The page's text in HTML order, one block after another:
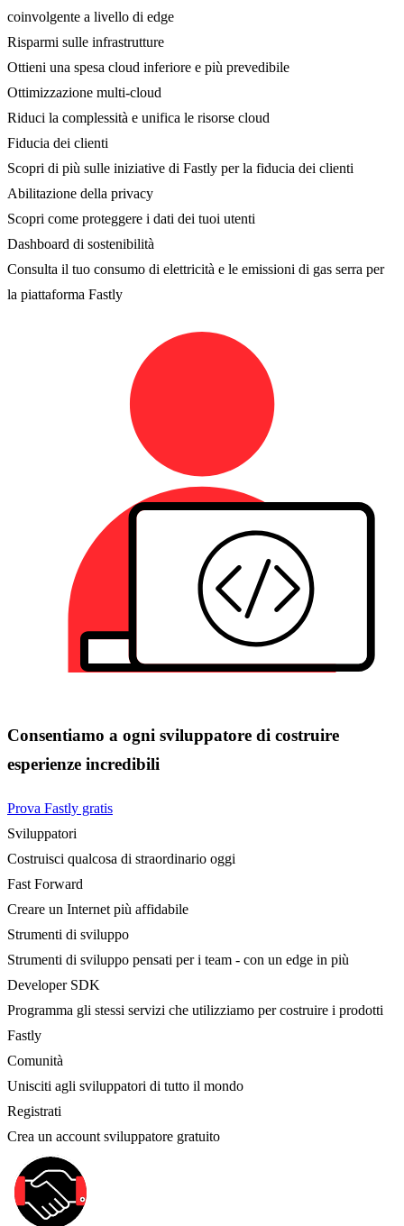
coinvolgente a livello di edge
Risparmi sulle infrastrutture
Ottieni una spesa cloud inferiore e più prevedibile
Ottimizzazione multi-cloud
Riduci la complessità e unifica le risorse cloud
Fiducia dei clienti
Scopri di più sulle iniziative di Fastly per la fiducia dei clienti
Abilitazione della privacy
Scopri come proteggere i dati dei tuoi utenti
Dashboard di sostenibilità
Consulta il tuo consumo di elettricità e le emissioni di gas serra per
la piattaforma Fastly
Consentiamo a ogni sviluppatore di costruire
esperienze incredibili
Prova Fastly gratis
Sviluppatori
Costruisci qualcosa di straordinario oggi
Fast Forward
Creare un Internet più affidabile
Strumenti di sviluppo
Strumenti di sviluppo pensati per i team - con un edge in più
Developer SDK
Programma gli stessi servizi che utilizziamo per costruire i prodotti
Fastly
Comunità
Unisciti agli sviluppatori di tutto il mondo
Registrati
Crea un account sviluppatore gratuito